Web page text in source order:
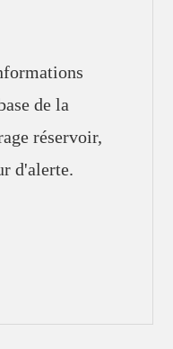
de la
réservoir,
d'alerte.